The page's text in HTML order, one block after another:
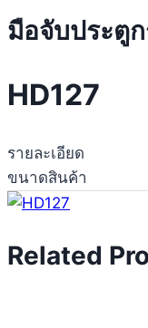
มือจับประตู
HD127
รายละเอียด
ขนาดสินค้า
Related